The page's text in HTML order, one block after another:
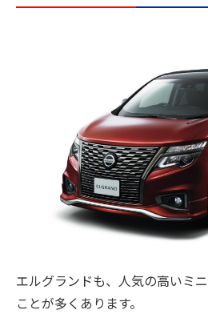
エルグランドも、人気の高いミ
ことが多くあります。